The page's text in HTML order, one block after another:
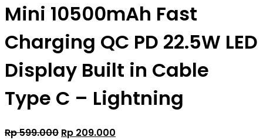
Mini 10500mAh Fast
Charging QC PD 22.5W LED
Display Built in Cable
Type C – Lightning
Rp599.000 Original
Rp 209.000